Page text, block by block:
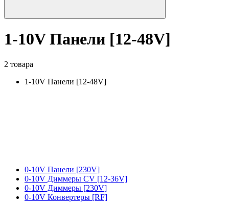
1-10V Панели [12-48V]
2 товара
1-10V Панели [12-48V]
0-10V Панели [230V]
0-10V Диммеры CV [12-36V]
0-10V Диммеры [230V]
0-10V Конвертеры [RF]